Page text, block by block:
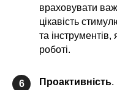
враховувати
цікавість
та
роботі.
6 Проактивність.